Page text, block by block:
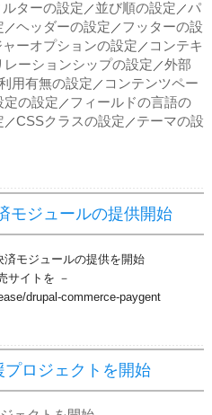
ルターの設定 ／ 並び順の設定 ／パ
／ヘッダーの設定 ／ フッターの設
ーオプションの設定 ／ コンテキ
レーションシップの設定 ／外部
用有無の設定 ／ コンテンツペー
定の設定 ／ フィールドの言語の
／CSSクラスの設定 ／ テーマの設
モジュールの提供開始
済モジュールの提供を開始
サイトを －
drupal-commerce-paygent
ロジェクトを開始